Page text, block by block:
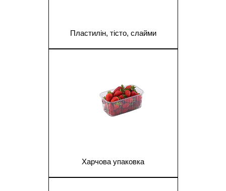
Пластилін, тісто, слайми
Харчова упаковка